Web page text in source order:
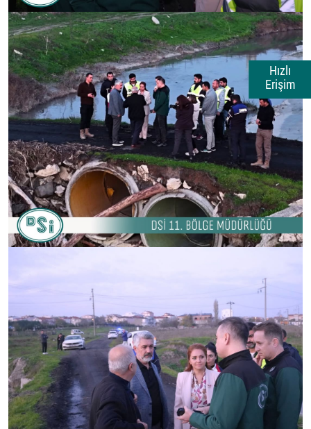
Hızlı
Erişim